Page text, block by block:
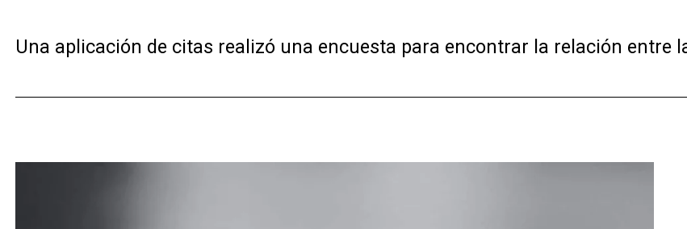
Una aplicación de citas realizó una encuesta para encontrar la relación entre